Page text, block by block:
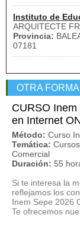
Instituto de
ARQUITECTE
Provincia:
07181
OTRA
CURSO
en Internet
Método: Curso
Temática:
Comercial
Duración: 55
Si te interesa la
reflejamos los
Inem Sepe 2026
Te ofrecemos